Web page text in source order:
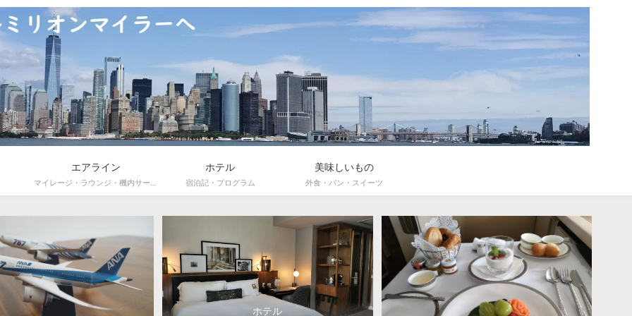
エアライン
マイレージ・ラウンジ・機内サービス
ホテル
宿泊記・プログラム
美味しいもの
外食・パン・スイーツ
ホテル